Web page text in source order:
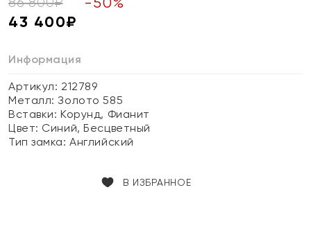
43 400₽
Информация
Артикул: 212789
Металл:Золото 585
Вставки:Корунд, Фианит
Цвет: Синий, Бесцветный
Тип замка:Английский
В ИЗБРАННОЕ